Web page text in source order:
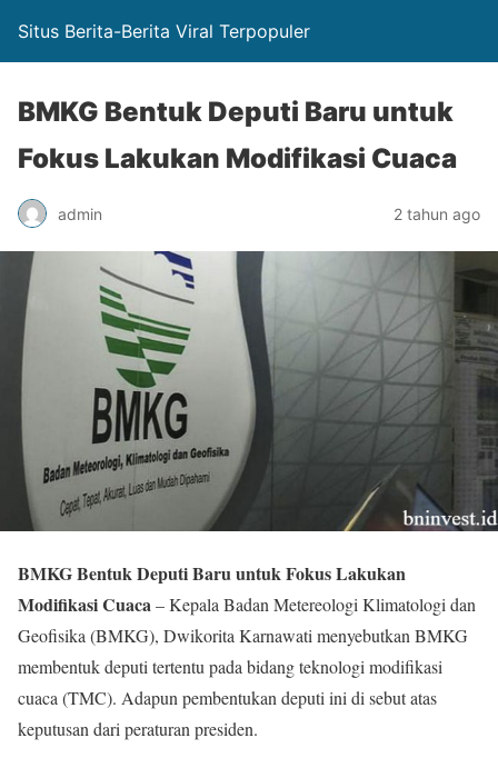
Situs Berita-Berita Viral Terpopuler
BMKG Bentuk Deputi Baru untuk
Fokus Lakukan Modifikasi Cuaca
admin 2 tahun ago
BMKG Bentuk Deputi Baru untuk Fokus Lakukan
Modifikasi Cuaca– Kepala Badan Metereologi Klimatologi dan
Geofisika (BMKG), Dwikorita Karnawati menyebutkan BMKG
membentuk deputi tertentu pada bidang teknologi modifikasi
cuaca (TMC). Adapun pembentukan deputi ini di sebut atas
keputusan dari peraturan presiden.